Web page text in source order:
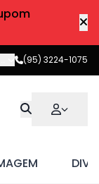
Castelo Branco,Boa
(95) 3224-1075